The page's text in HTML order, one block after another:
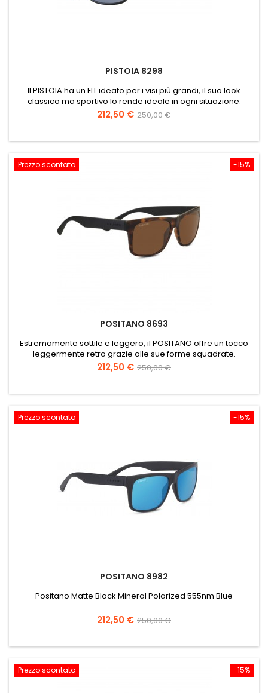
PISTOIA 8298
Il PISTOIA ha un FIT ideato per i visi più grandi, il suo look
classico ma sportivo lo rende ideale in ogni situazione.
Prezzo
212,50 € Prezzo
250,00 €
-15%
Prezzo scontato
POSITANO 8693
Estremamente sottile e leggero, il POSITANO offre un tocco
leggermente retro grazie alle sue forme squadrate.
Prezzo
212,50 € Prezzo
250,00 €
-15%
Prezzo scontato
POSITANO 8982
Positano Matte Black Mineral Polarized 555nm Blue
Prezzo
212,50 € Prezzo
250,00 €
-15%
Prezzo scontato